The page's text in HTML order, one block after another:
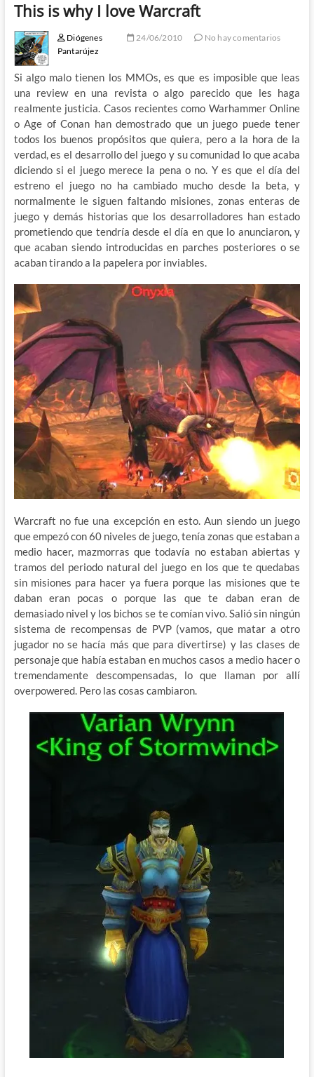
This is why I love Warcraft
Diógenes
Pantarújez
24/06/2010 No hay comentarios
Si algo malo tienen los MMOs, es que es imposible que leas
una review en una revista o algo parecido que les haga
realmente justicia. Casos recientes como Warhammer Online
o Age of Conan han demostrado que un juego puede tener
todos los buenos propósitos que quiera, pero a la hora de la
verdad, es el desarrollo del juego y su comunidad lo que acaba
diciendo si el juego merece la pena o no. Y es que el día del
estreno el juego no ha cambiado mucho desde la beta, y
normalmente le siguen faltando misiones, zonas enteras de
juego y demás historias que los desarrolladores han estado
prometiendo que tendría desde el día en que lo anunciaron, y
que acaban siendo introducidas en parches posteriores o se
acaban tirando a la papelera por inviables.
Warcraft no fue una excepción en esto. Aun siendo un juego
que empezó con 60 niveles de juego, tenía zonas que estaban a
medio hacer, mazmorras que todavía no estaban abiertas y
tramos del periodo natural del juego en los que te quedabas
sin misiones para hacer ya fuera porque las misiones que te
daban eran pocas o porque las que te daban eran de
demasiado nivel y los bichos se te comían vivo. Salió sin ningún
sistema de recompensas de PVP (vamos, que matar a otro
jugador no se hacía más que para divertirse) y las clases de
personaje que había estaban en muchos casos a medio hacer o
tremendamente descompensadas, lo que llaman por allí
overpowered. Pero las cosas cambiaron.